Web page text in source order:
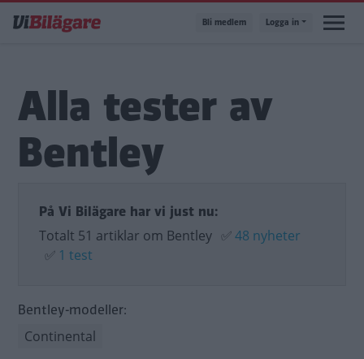
till
Bli medlem Logga in
Alla tester av
Bentley
På Vi Bilägare har vi just nu:
Totalt 51 artiklar om Bentley ✅48 nyheter
✅ 1 test
Bentley-modeller:
Continental